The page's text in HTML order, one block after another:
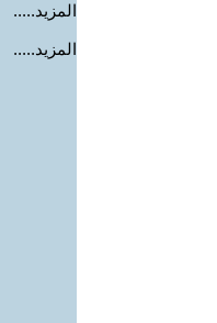
المزيد.....
المزيد.....